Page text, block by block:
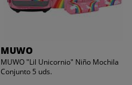
MUWO
MUWO "Lil Unicornio" Niño Mochila
Conjunto 5 uds.